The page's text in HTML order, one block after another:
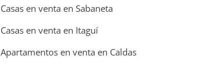
Casas en venta en Sabaneta
Casas en venta en Itaguí
Apartamentos en venta en Caldas